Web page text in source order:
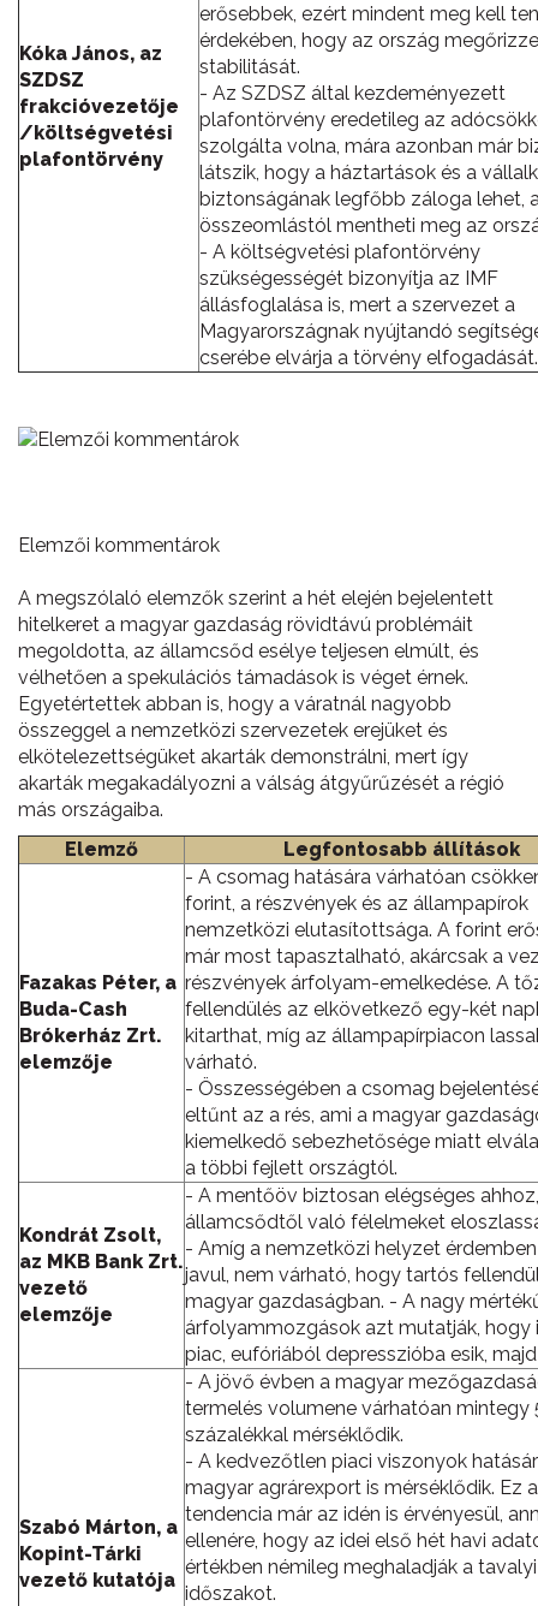
Kóka János, az
SZDSZ
frakcióvezetője
/költségvetési
plafontörvény
erősebbek, ezért mindent meg kell
érdekében, hogy az ország megőrizze
stabilitását.
- Az SZDSZ által kezdeményezett
plafontörvény eredetileg az
szolgálta volna, mára azonban már
látszik, hogy a háztartások és a
biztonságának legfőbb záloga lehet,
összeomlástól mentheti meg az
- A költségvetési plafontörvény
szükségességét bizonyítja az IMF
állásfoglalása is, mert a szervezet a
Magyarországnak nyújtandó
cserébe elvárja a törvény elfogadását.
Elemzői kommentárok
A megszólaló elemzők szerint a hét elején bejelentett
hitelkeret a magyar gazdaság rövidtávú problémáit
megoldotta, az államcsőd esélye teljesen elmúlt, és
vélhetően a spekulációs támadások is véget érnek.
Egyetértettek abban is, hogy a váratnál nagyobb
összeggel a nemzetközi szervezetek erejüket és
elkötelezettségüket akarták demonstrálni, mert így
akarták megakadályozni a válság átgyűrűzését a régió
más országaiba.
Elemző
Legfontosabb állítások
Fazakas Péter, a
Buda-Cash
Brókerház Zrt.
elemzője
- A csomag hatására várhatóan
forint, a részvények és az állampapírok
nemzetközi elutasítottsága. A forint
már most tapasztalható, akárcsak a
részvények árfolyam-emelkedése. A
fellendülés az elkövetkező egy-két
kitarthat, míg az állampapírpiacon
várható.
- Összességében a csomag
eltűnt az a rés, ami a magyar
kiemelkedő sebezhetősége miatt
a többi fejlett országtól.
Kondrát Zsolt,
az MKB Bank Zrt.
vezető
elemzője
- A mentőöv biztosan elégséges
államcsődtől való félelmeket
- Amíg a nemzetközi helyzet
javul, nem várható, hogy tartós
magyar gazdaságban. - A nagy
árfolyammozgások azt mutatják, hogy
piac, eufóriából depresszióba esik,
Szabó Márton, a
Kopint-Tárki
vezető kutatója
- A jövő évben a magyar
termelés volumene várhatóan mintegy
százalékkal mérséklődik.
- A kedvezőtlen piaci viszonyok
magyar agrárexport is mérséklődik. Ez a
tendencia már az idén is érvényesül,
ellenére, hogy az idei első hét havi
értékben némileg meghaladják a
időszakot.